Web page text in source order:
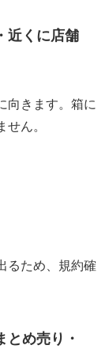
近くに店舗
向きます。箱に
ん。
るため、規約確
とめ売り・